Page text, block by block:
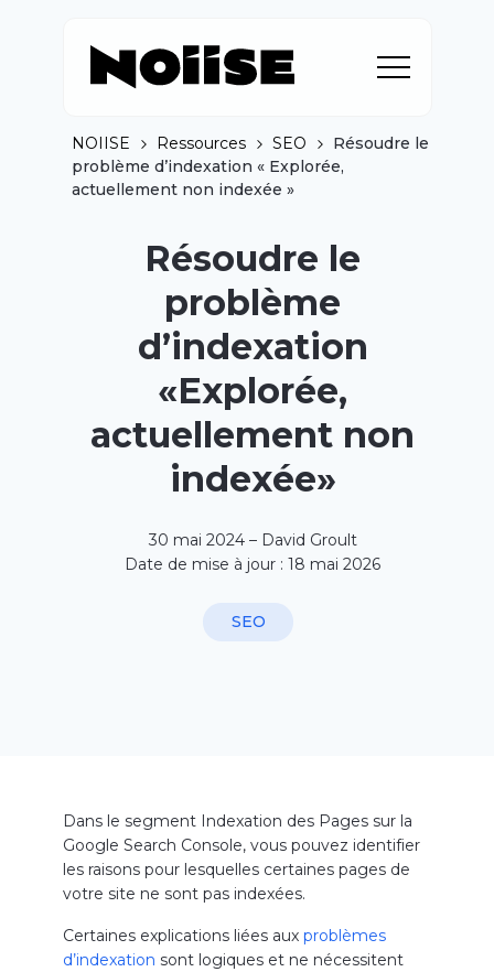
NOIISE Ressources SEO
Résoudre le
problème d’indexation « Explorée,
actuellement non indexée »
Résoudre le
problème
d’indexation
«Explorée,
actuellement non
indexée»
30 mai 2024 – David Groult
Date de mise à jour : 18 mai 2026
SEO
Dans le segment Indexation des Pages sur la
Google Search Console, vous pouvez identifier
les raisons pour lesquelles certaines pages de
votre site ne sont pas indexées.
Certaines explications liées aux problèmes
d’indexation sont logiques et ne nécessitent